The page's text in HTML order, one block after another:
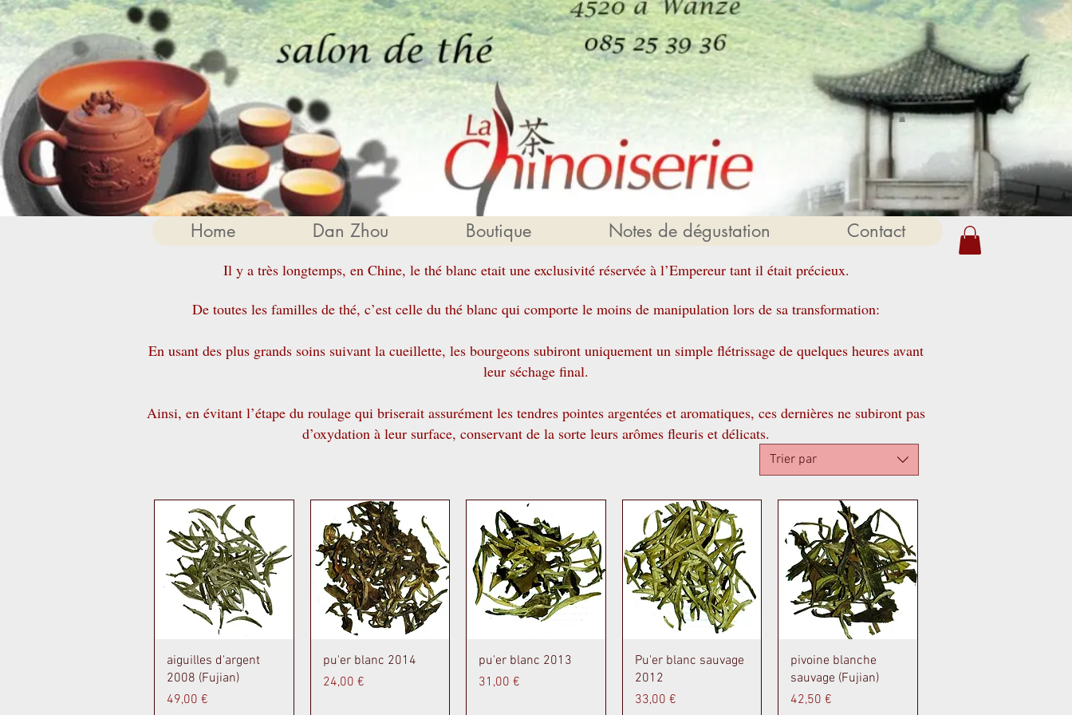
Home Dan Zhou Boutique Notes de dégustation Contact
Trier par
Aperçu rapide
aiguilles d'argent
2008 (Fujian)
Prix
49,00 €
Aperçu rapide
pu'er blanc 2014
Prix
24,00 €
Aperçu rapide
pu'er blanc 2013
Prix
31,00 €
Aperçu rapide
Pu'er blanc sauvage
2012
Prix
33,00 €
Aperçu rapide
pivoine blanche
sauvage (Fujian)
Prix
42,50 €
Il y a très longtemps, en Chine, le thé blanc etait une exclusivité réservée à l’Empereur tant il était précieux.
De toutes les familles de thé, c’est celle du thé blanc qui comporte le moins de manipulation lors de sa transformation:
En usant des plus grands soins suivant la cueillette, les bourgeons subiront uniquement un simple flétrissage de quelques heures avant
leur séchage final.
Ainsi, en évitant l’étape du roulage qui briserait assurément les tendres pointes argentées et aromatiques, ces dernières ne subiront pas
d’oxydation à leur surface, conservant de la sorte leurs arômes fleuris et délicats.